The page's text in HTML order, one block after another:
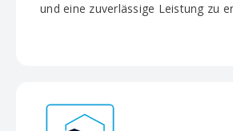
und eine zuverlässige Leistung zu